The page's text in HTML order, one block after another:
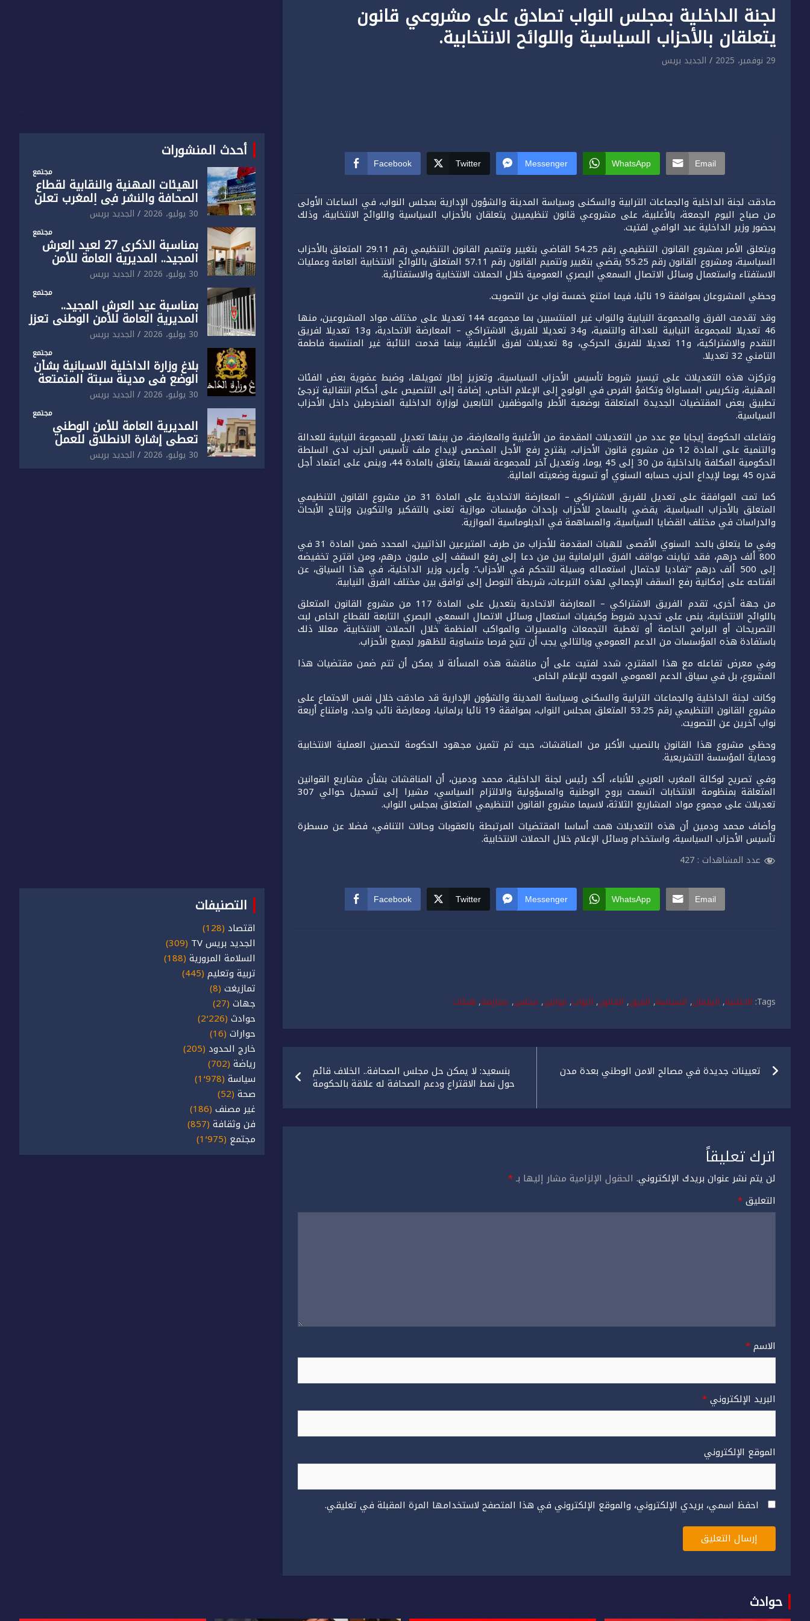
لجنة الداخلية بمجلس النواب تصادق على مشروعي قانون
يتعلقان بالأحزاب السياسية واللوائح الانتخابية.
29 نوفمبر، 2025 الجديد بريس
Facebook Twitter Messenger WhatsApp Email
صادقت لجنة الداخلية والجماعات الترابية والسكنى وسياسة المدينة والشؤون الإدارية بمجلس النواب، في الساعات الأولى
من صباح اليوم الجمعة، بالأغلبية، على مشروعي قانون تنظيميين يتعلقان بالأحزاب السياسية واللوائح الانتخابية، وذلك
بحضور وزير الداخلية عبد الوافي لفتيت.
ويتعلق الأمر بمشروع القانون التنظيمي رقم 54.25 القاضي بتغيير وتتميم القانون التنظيمي رقم 29.11 المتعلق بالأحزاب
السياسية، ومشروع القانون رقم 55.25 يقضي بتغيير وتتميم القانون رقم 57.11 المتعلق باللوائح الانتخابية العامة وعمليات
الاستفتاء واستعمال وسائل الاتصال السمعي البصري العمومية خلال الحملات الانتخابية والاستفتائية.
وحظي المشروعان بموافقة 19 نائبا، فيما امتنع خمسة نواب عن التصويت.
وقد تقدمت الفرق والمجموعة النيابية والنواب غير المنتسبين بما مجموعه 144 تعديلا على مختلف مواد المشروعين، منها
46 تعديلا للمجموعة النيابية للعدالة والتنمية، و34 تعديلا للفريق الاشتراكي – المعارضة الاتحادية، و13 تعديلا لفريق
التقدم والاشتراكية، و11 تعديلا للفريق الحركي، و8 تعديلات لفرق الأغلبية، بينما قدمت النائبة غير المنتسبة فاطمة
التامني 32 تعديلا.
وتركزت هذه التعديلات على تيسير شروط تأسيس الأحزاب السياسية، وتعزيز إطار تمويلها، وضبط عضوية بعض الفئات
المهنية، وتكريس المساواة وتكافؤ الفرص في الولوج إلى الإعلام الخاص، إضافة إلى التنصيص على أحكام انتقالية ترجئ
تطبيق بعض المقتضيات الجديدة المتعلقة بوضعية الأطر والموظفين التابعين لوزارة الداخلية المنخرطين داخل الأحزاب
السياسية.
وتفاعلت الحكومة إيجابا مع عدد من التعديلات المقدمة من الأغلبية والمعارضة، من بينها تعديل للمجموعة النيابية للعدالة
والتنمية على المادة 12 من مشروع قانون الأحزاب، يقترح رفع الأجل المخصص لإيداع ملف تأسيس الحزب لدى السلطة
الحكومية المكلفة بالداخلية من 30 إلى 45 يوما، وتعديل آخر للمجموعة نفسها يتعلق بالمادة 44، وينص على اعتماد أجل
قدره 45 يوما لإيداع الحزب حسابه السنوي أو تسوية وضعيته المالية.
كما تمت الموافقة على تعديل للفريق الاشتراكي – المعارضة الاتحادية على المادة 31 من مشروع القانون التنظيمي
المتعلق بالأحزاب السياسية، يقضي بالسماح للأحزاب بإحداث مؤسسات موازية تعنى بالتفكير والتكوين وإنتاج الأبحاث
والدراسات في مختلف القضايا السياسية، والمساهمة في الدبلوماسية الموازية.
وفي ما يتعلق بالحد السنوي الأقصى للهبات المقدمة للأحزاب من طرف المتبرعين الذاتيين، المحدد ضمن المادة 31 في
800 ألف درهم، فقد تباينت مواقف الفرق البرلمانية بين من دعا إلى رفع السقف إلى مليون درهم، ومن اقترح تخفيضه
إلى 500 ألف درهم “تفاديا لاحتمال استعماله وسيلة للتحكم في الأحزاب”. وأعرب وزير الداخلية، في هذا السياق، عن
انفتاحه على إمكانية رفع السقف الإجمالي لهذه التبرعات، شريطة التوصل إلى توافق بين مختلف الفرق النيابية.
من جهة أخرى، تقدم الفريق الاشتراكي – المعارضة الاتحادية بتعديل على المادة 117 من مشروع القانون المتعلق
باللوائح الانتخابية، ينص على تحديد شروط وكيفيات استعمال وسائل الاتصال السمعي البصري التابعة للقطاع الخاص لبث
التصريحات أو البرامج الخاصة أو تغطية التجمعات والمسيرات والمواكب المنظمة خلال الحملات الانتخابية، معللا ذلك
باستفادة هذه المؤسسات من الدعم العمومي وبالتالي يجب أن تتيح فرصا متساوية للظهور لجميع الأحزاب.
وفي معرض تفاعله مع هذا المقترح، شدد لفتيت على أن مناقشة هذه المسألة لا يمكن أن تتم ضمن مقتضيات هذا
المشروع، بل في سياق الدعم العمومي الموجه للإعلام الخاص.
وكانت لجنة الداخلية والجماعات الترابية والسكنى وسياسة المدينة والشؤون الإدارية قد صادقت خلال نفس الاجتماع على
مشروع القانون التنظيمي رقم 53.25 المتعلق بمجلس النواب، بموافقة 19 نائبا برلمانيا، ومعارضة نائب واحد، وامتناع أربعة
نواب آخرين عن التصويت.
وحظي مشروع هذا القانون بالنصيب الأكبر من المناقشات، حيث تم تثمين مجهود الحكومة لتحصين العملية الانتخابية
وحماية المؤسسة التشريعية.
وفي تصريح لوكالة المغرب العربي للأنباء، أكد رئيس لجنة الداخلية، محمد ودمين، أن المناقشات بشأن مشاريع القوانين
المتعلقة بمنظومة الانتخابات اتسمت بروح الوطنية والمسؤولية والالتزام السياسي، مشيرا إلى تسجيل حوالي 307
تعديلات على مجموع مواد المشاريع الثلاثة، لاسيما مشروع القانون التنظيمي المتعلق بمجلس النواب.
وأضاف محمد ودمين أن هذه التعديلات همت أساسا المقتضيات المرتبطة بالعقوبات وحالات التنافي، فضلا عن مسطرة
تأسيس الأحزاب السياسية، واستخدام وسائل الإعلام خلال الحملات الانتخابية.
عدد المشاهدات : 427
Facebook Twitter Messenger WhatsApp Email
Tags: الاغلبية, البرلمان, السياسة, الفرق, القانون, النواب, قوانين, مجلس, معارضة, هيئات
تصفّح
المقالات
تعيينات جديدة في مصالح الامن الوطني بعدة مدن بنسعيد: لا يمكن حل مجلس الصحافة.. الخلاف قائم
حول نمط الاقتراع ودعم الصحافة له علاقة بالحكومة
اترك تعليقاً
لن يتم نشر عنوان بريدك الإلكتروني. الحقول الإلزامية مشار إليها بـ*
التعليق*
الاسم*
البريد الإلكتروني*
الموقع الإلكتروني
احفظ اسمي، بريدي الإلكتروني، والموقع الإلكتروني في هذا المتصفح لاستخدامها المرة المقبلة في تعليقي.
أحدث المنشورات
مجتمع
الهيئات المهنية والنقابية لقطاع
الصحافة والنشر في المغرب تعلن
رفضها القاطع لـ”أي أجندة انتخابية
مُعدة على مقاس سياسي
ومصلحي ضيق”
30 يوليو، 2026 الجديد بريس
مجتمع
بمناسبة الذكرى 27 لعيد العرش
المجيد.. المديرية العامة للأمن
الوطني تفتتح المقر الجديد لفرقة
الشرطة السياحية بفاس
30 يوليو، 2026 الجديد بريس
مجتمع
بمناسبة عيد العرش المجيد..
المديرية العامة للأمن الوطني تعزز
البنية الأمنية بالناظور بإحداث
فرقتين جديدتين
30 يوليو، 2026 الجديد بريس
مجتمع
بلاغ وزارة الداخلية الاسبانية بشأن
الوضع في مدينة سبتة المتمتعة
بالحكم الذاتي
30 يوليو، 2026 الجديد بريس
مجتمع
المديرية العامة للأمن الوطني
تعطي إشارة الانطلاق للعمل
بالمقر الجديد للدائرة الثالثة
للشرطة بولاية أمن العيون
30 يوليو، 2026 الجديد بريس
التصنيفات
اقتصاد (128)
الجديد بريس TV
(309)
السلامة المرورية (188)
تربية وتعليم (445)
تمازيغت (8)
جهات (27)
حوادث (2٬226)
حوارات (16)
خارج الحدود (205)
رياضة (702)
سياسة (1٬978)
صحة (52)
غير مصنف (186)
فن وثقافة (857)
مجتمع (1٬975)
حوادث